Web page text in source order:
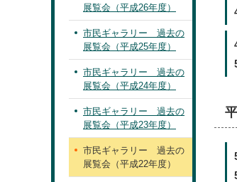
展覧会（平成26年度）
市民ギャラリー 過去の
展覧会（平成25年度）
市民ギャラリー 過去の
展覧会（平成24年度）
市民ギャラリー 過去の
展覧会（平成23年度）
市民ギャラリー 過去の
展覧会（平成22年度）